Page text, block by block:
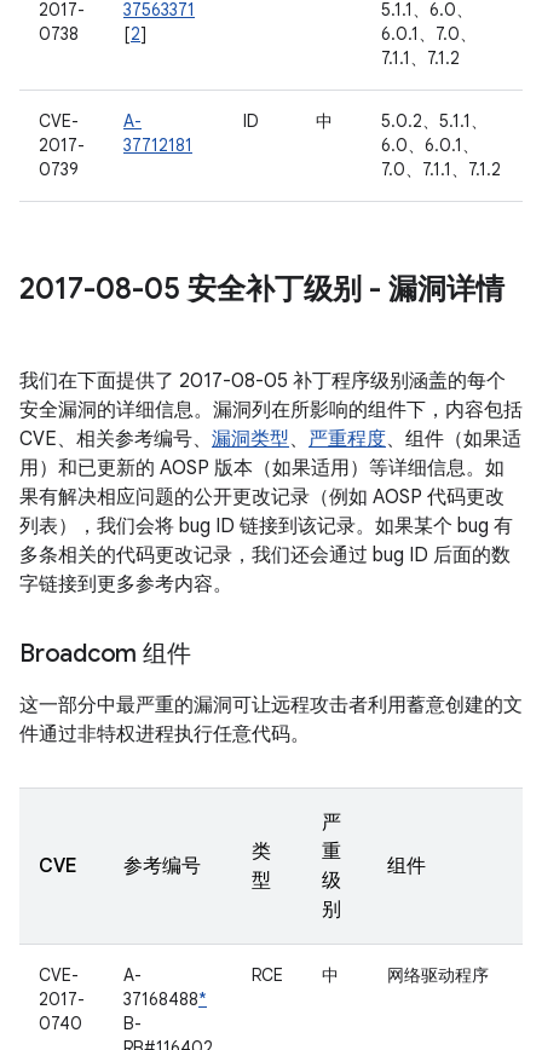
2017-
0738
37563371
[2]
5.1.1、6.0、
6.0.1、7.0、
7.1.1、7.1.2
CVE-
2017-
0739
A-
37712181
ID 中
5.0.2、5.1.1、
6.0、6.0.1、
7.0、7.1.1、7.1.2
2017-08-05 安全补丁级别 - 漏洞详情
我们在下面提供了 2017-08-05 补丁程序级别涵盖的每个
安全漏洞的详细信息。漏洞列在所影响的组件下，内容包括
CVE、相关参考编号、 漏洞类型、 严重程度、组件（如果适
用）和已更新的 AOSP 版本（如果适用）等详细信息。如
果有解决相应问题的公开更改记录（例如 AOSP 代码更改
列表），我们会将 bug ID 链接到该记录。如果某个 bug 有
多条相关的代码更改记录，我们还会通过 bug ID 后面的数
字链接到更多参考内容。
Broadcom 组件
这一部分中最严重的漏洞可让远程攻击者利用蓄意创建的文
件通过非特权进程执行任意代码。
CVE 参考编号
类
型
严
重
级
别
组件
CVE-
2017-
0740
A-
37168488*
B-
RCE 中 网络驱动程序